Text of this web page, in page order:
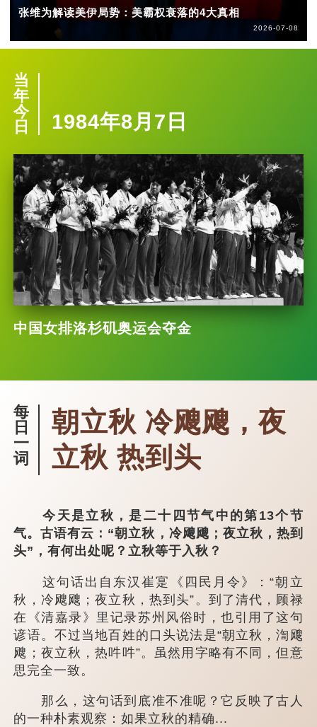
张维为解读美伊局势：美霸权衰落的4大真相
2026-07-08
当
年
今
日
1984年8月7日
中国女排洛杉矶奥运会夺金
每
日
一
词
朝立秋 冷飕飕，夜
立秋 热到头
今天是立秋，是二十四节气中的第13个节
气。古语有云：“朝立秋，冷飕飕；夜立秋，热到
头”，有何出处呢？立秋等于入秋？
这句话出自东汉崔寔《四民月令》：“朝立
秋，冷飕飕；夜立秋，热到头”。到了清代，顾禄
在《清嘉录》里记录苏州风俗时，也引用了这句
谚语。不过当地百姓的口头说法是“朝立秋，渹飕
飕；夜立秋，热吽吽”。虽然用字略有不同，但意
思完全一致。
那么，这句话到底准不准呢？它反映了古人
的一种朴素观察：如果立秋的精确...